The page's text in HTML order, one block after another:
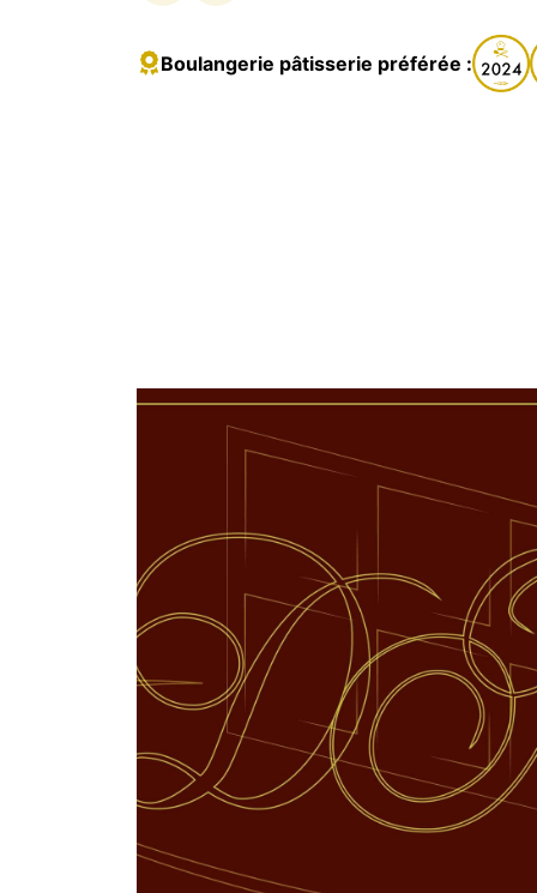
Boulangerie pâtisserie préférée :